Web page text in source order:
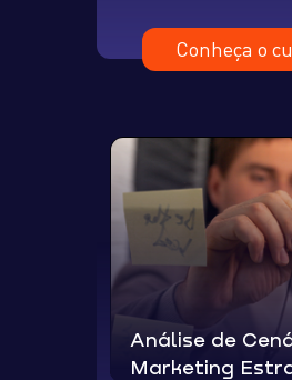
Conheça o
Análise de
Marketing